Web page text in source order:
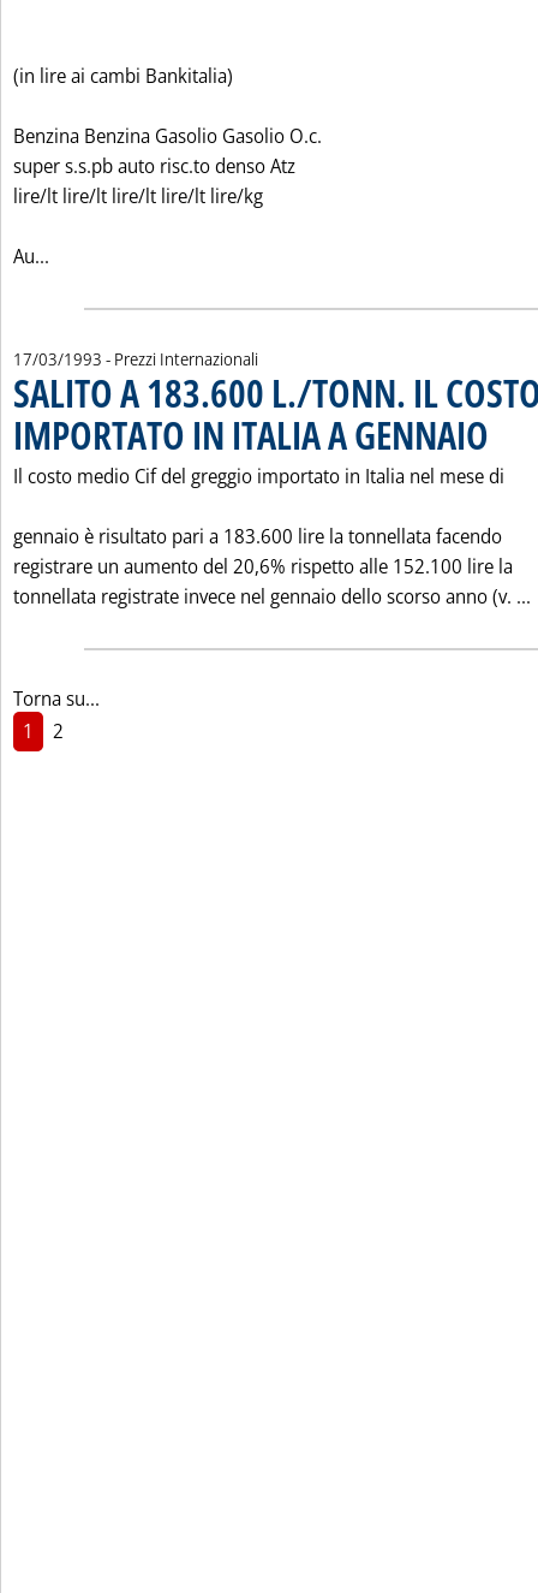
(in lire ai cambi Bankitalia)
Benzina Benzina Gasolio Gasolio O.c.
super s.s.pb auto risc.to denso Atz
lire/lt lire/lt lire/lt lire/lt lire/kg
Au...
17/03/1993 - Prezzi Internazionali
SALITO A 183.600 L./TONN. IL
IMPORTATO IN ITALIA A GENNAIO
Il costo medio Cif del greggio importato in Italia nel mese di
gennaio è risultato pari a 183.600 lire la tonnellata facendo
registrare un aumento del 20,6% rispetto alle 152.100 lire la
tonnellata registrate invece nel gennaio dello scorso anno (v. ...
Torna su...
1
2